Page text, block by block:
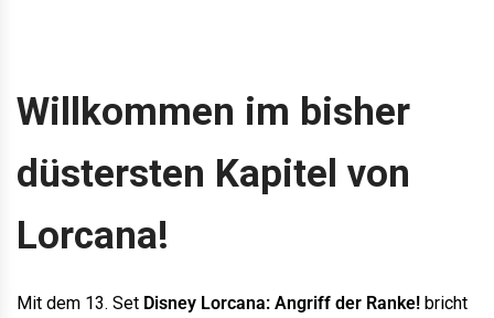
Willkommen im bisher
düstersten Kapitel von
Lorcana!
Mit dem 13. Set Disney Lorcana: Angriff der Ranke! bricht